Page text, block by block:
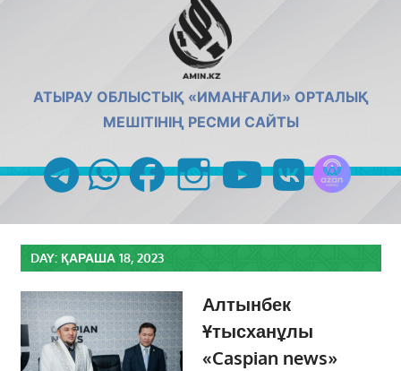
АТЫРАУ ОБЛЫСТЫҚ «ИМАНҒАЛИ» ОРТАЛЫҚ
МЕШІТІНІҢ РЕСМИ САЙТЫ
telegramwhatsappfacebookinstagramyoutubevk
DAY: ҚАРАША 18, 2023
Алтынбек
Ұтысханұлы
«Caspian news»